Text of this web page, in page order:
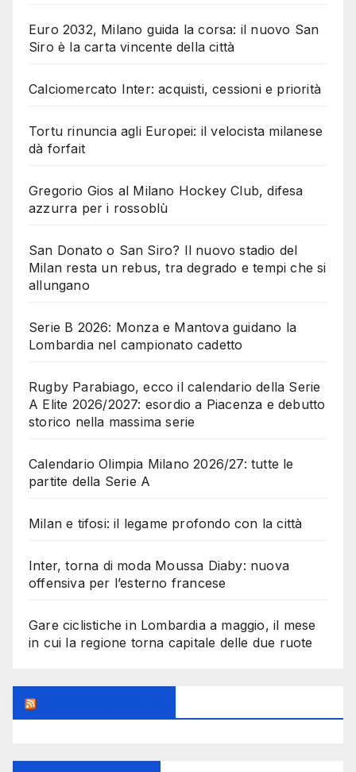
Euro 2032, Milano guida la corsa: il nuovo San
Siro è la carta vincente della città
Calciomercato Inter: acquisti, cessioni e priorità
Tortu rinuncia agli Europei: il velocista milanese
dà forfait
Gregorio Gios al Milano Hockey Club, difesa
azzurra per i rossoblù
San Donato o San Siro? Il nuovo stadio del
Milan resta un rebus, tra degrado e tempi che si
allungano
Serie B 2026: Monza e Mantova guidano la
Lombardia nel campionato cadetto
Rugby Parabiago, ecco il calendario della Serie
A Elite 2026/2027: esordio a Piacenza e debutto
storico nella massima serie
Calendario Olimpia Milano 2026/27: tutte le
partite della Serie A
Milan e tifosi: il legame profondo con la città
Inter, torna di moda Moussa Diaby: nuova
offensiva per l’esterno francese
Gare ciclistiche in Lombardia a maggio, il mese
in cui la regione torna capitale delle due ruote